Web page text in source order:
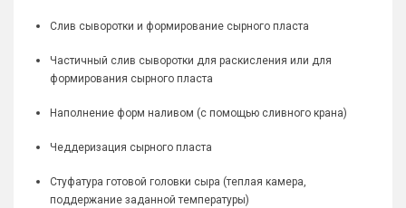
Слив сыворотки и формирование сырного пласта
Частичный слив сыворотки для раскисления или для
формирования сырного пласта
Наполнение форм наливом (с помощью сливного крана)
Чеддеризация сырного пласта
Стуфатура готовой головки сыра (теплая камера,
поддержание заданной температуры)